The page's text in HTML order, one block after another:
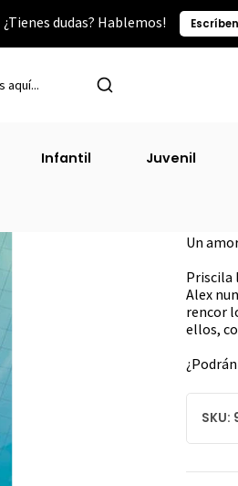
¿Tienes dudas? Hablemos!
Infantil Juvenil
Un
Priscila
Alex
rencor
ellos,
SKU: